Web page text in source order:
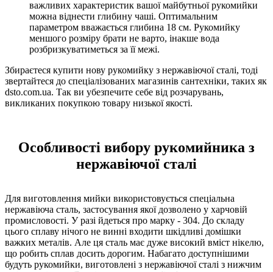
важливих характеристик вашої майбутньої рукомийки
можна віднести глибину чаші. Оптимальним
параметром вважається глибина 18 см. Рукомийку
меншого розміру брати не варто, інакше вода
розбризкуватиметься за її межі.
Збираєтеся купити нову рукомийку з нержавіючої сталі, тоді
звертайтеся до спеціалізованих магазинів сантехніки, таких як
dsto.com.ua. Так ви убезпечите себе від розчарувань,
викликаних покупкою товару низької якості.
Особливості вибору рукомийника з
нержавіючої сталі
Для виготовлення мийки використовується спеціальна
нержавіюча сталь, застосування якої дозволено у харчовій
промисловості. У разі йдеться про марку - 304. До складу
цього сплаву нічого не винні входити шкідливі домішки
важких металів. Але ця сталь має дуже високий вміст нікелю,
що робить сплав досить дорогим. Набагато доступнішими
будуть рукомийки, виготовлені з нержавіючої сталі з нижчим